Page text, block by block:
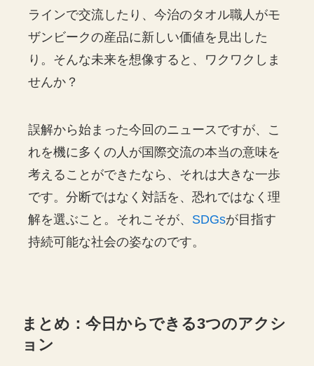
ラインで交流したり、今治のタオル職人がモ
ザンビークの産品に新しい価値を見出した
り。そんな未来を想像すると、ワクワクしま
せんか？
誤解から始まった今回のニュースですが、こ
れを機に多くの人が国際交流の本当の意味を
考えることができたなら、それは大きな一歩
です。分断ではなく対話を、恐れではなく理
解を選ぶこと。それこそが、 SDGsが目指す
持続可能な社会の姿なのです。
まとめ：今日からできる3つのアクシ
ョン